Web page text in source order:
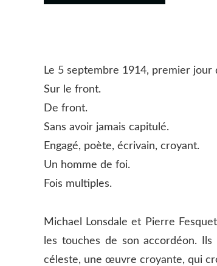
Le 5 septembre 1914, premier jour
Sur le front.
De front.
Sans avoir jamais capitulé.
Engagé, poète, écrivain, croyant.
Un homme de foi.
Fois multiples.
Michael Lonsdale et Pierre
les touches de son accordéon.
céleste, une œuvre croyante, qui